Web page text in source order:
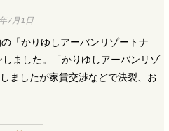
7月1日
「かりゆしアーバンリゾートナ
ました。「かりゆしアーバンリゾ
ましたが家賃交渉などで決裂、お